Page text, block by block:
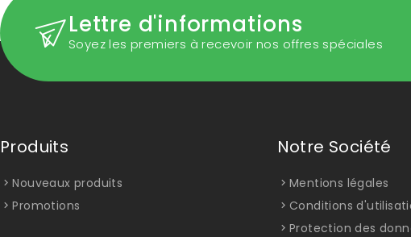
Lettre d'informations
Soyez les premiers à recevoir nos offres spéciales
Produits
Nouveaux produits
Promotions
Notre Société
Mentions légales
Conditions
Protection des